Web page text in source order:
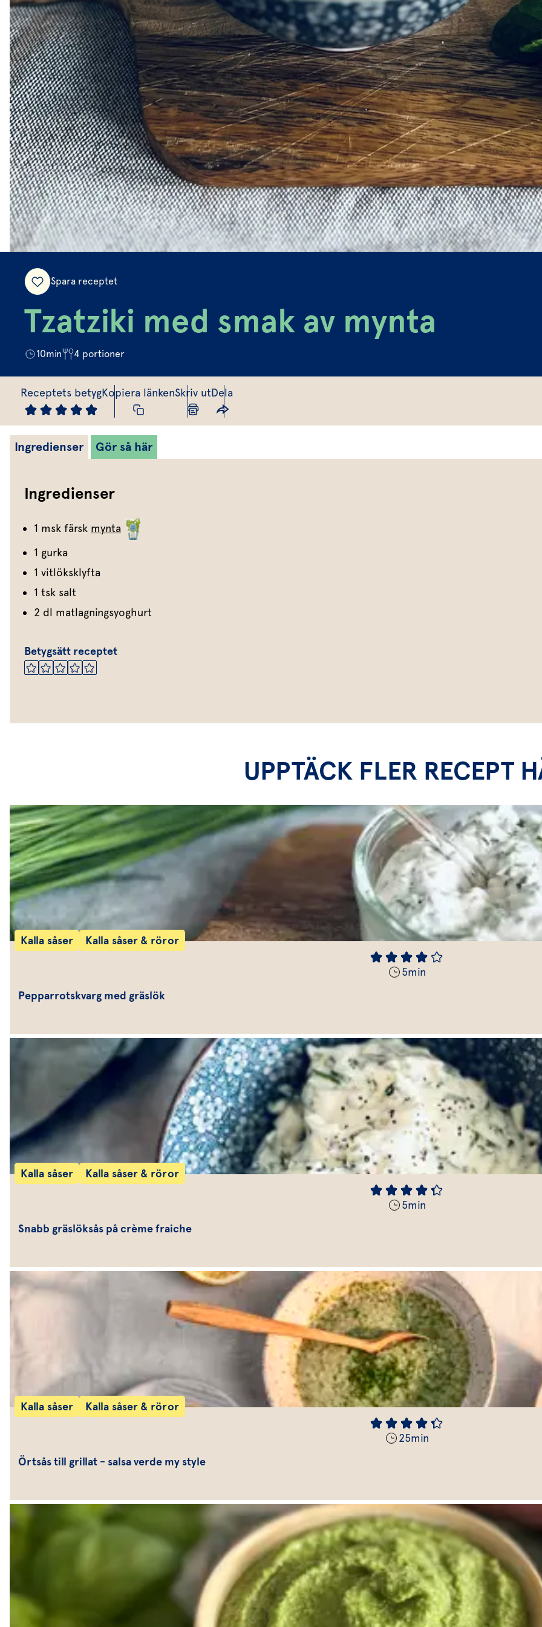
Spara receptet
Tzatziki med smak av mynta
10min 4 portioner
Receptets betygKopiera länkenSkriv utDela
Ingredienser Gör så här
Ingredienser
1 msk färsk mynta
1 gurka
1 vitlöksklyfta
1 tsk salt
2 dl matlagningsyoghurt
Betygsätt receptet
UPPTÄCK FLER RECEPT
Kalla såser Kalla såser & röror
5min
Pepparrotskvarg med gräslök
Kalla såser Kalla såser & röror
5min
Snabb gräslöksås på crème fraiche
Kalla såser Kalla såser & röror
25min
Örtsås till grillat - salsa verde my style